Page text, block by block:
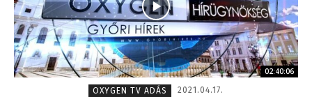
02:40:06
OXYGEN TV ADÁS
2021.04.17.